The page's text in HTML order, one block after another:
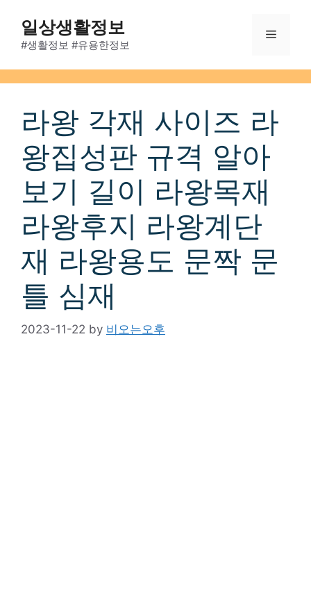
content
일상생활정보
#생활정보 #유용한정보
Menu
라왕 각재 사이즈 라
왕집성판 규격 알아
보기 길이 라왕목재
라왕후지 라왕계단
재 라왕용도 문짝 문
틀 심재
2023-11-22 by 비오는오후